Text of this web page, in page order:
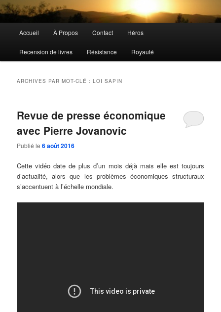
principal
Accueil À Propos Contact Héros
Recension de livres Résistance Royauté
ARCHIVES PAR MOT-CLÉ :LOI SAPIN
Revue de presse économique
avec Pierre Jovanovic
Publié le6 août 2016
Cette vidéo date de plus d’un mois déjà mais elle est toujours
d’actualité, alors que les problèmes économiques structuraux
s’accentuent à l’échelle mondiale.